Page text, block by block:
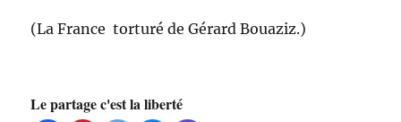
(La France torturé de Gérard Bouaziz.)
Le partage c'est la liberté